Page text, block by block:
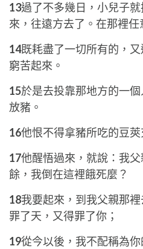
13過了不多幾日，小兒子
來，往遠方去了。在那裡任
14既耗盡了一切所有的，
窮苦起來。
15於是去投靠那地方的一
放豬。
16他恨不得拿豬所吃的豆
17他醒悟過來，就說：我
餘，我倒在這裡餓死麼？
18我要起來，到我父親那
罪了天，又得罪了你；
19從今以後，我不配稱為